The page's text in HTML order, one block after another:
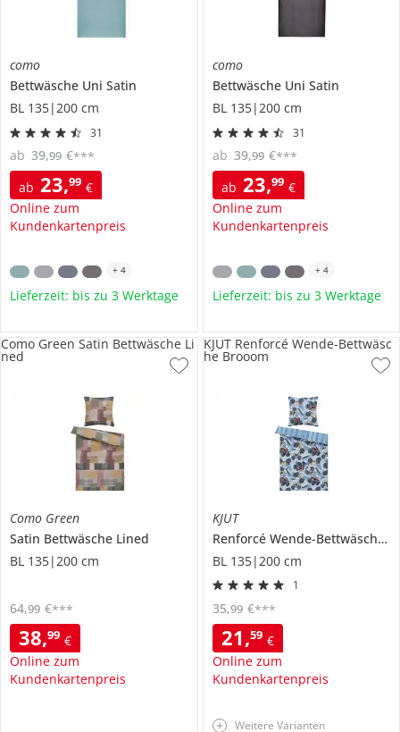
como
Bettwäsche Uni Satin
BL 135|200 cm
31
ab 23,99 €
Online zum
Kundenkartenpreis
ab 39,99 €***
+ 4
Lieferzeit: bis zu 3 Werktage
como
Bettwäsche Uni Satin
BL 135|200 cm
31
ab 23,99 €
Online zum
Kundenkartenpreis
ab 39,99 €***
+ 4
Lieferzeit: bis zu 3 Werktage
Como Green
Satin Bettwäsche Lined
BL 135|200 cm
38,99 €
Online zum
Kundenkartenpreis
64,99 €***
Como Green Satin Bettwäsche Li
ned
KJUT
Renforcé Wende-Bettwäsche
BL 135|200 cm
1
21,59 €
Online zum
Kundenkartenpreis
35,99 €***
KJUT Renforcé Wende-Bettwäsc
he Brooom
Weitere Varianten